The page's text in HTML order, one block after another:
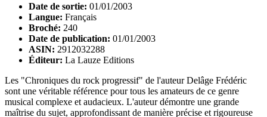
Date de sortie: 01/01/2003
Langue: Français
Broché: 240
Date de publication: 01/01/2003
ASIN: 2912032288
Éditeur: La Lauze Editions
Les "Chroniques du rock progressif" de l'auteur Delâge Frédéric
sont une véritable référence pour tous les amateurs de ce genre
musical complexe et audacieux. L'auteur démontre une grande
maîtrise du sujet, approfondissant de manière précise et rigoureuse